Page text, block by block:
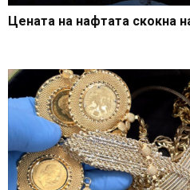
Цената на нафтата скокна